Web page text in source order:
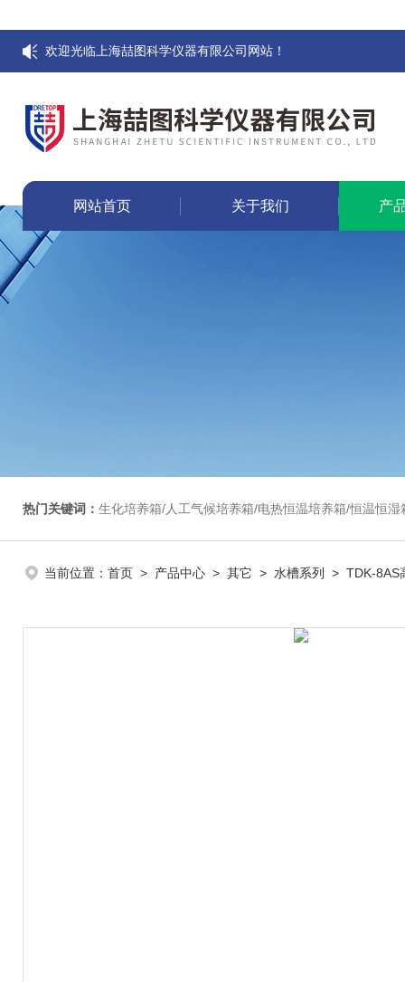
欢迎光临上海喆图科学仪器有限公司网站！
网站首页 关于我们 产
热门关键词： 生化培养箱/人工气候培养箱/电热恒温培养箱/恒温恒湿箱/光照培养箱/二氧化碳培养箱
当前位置： 首页 > 产品中心 > 其它 > 水槽系列 > TDK-8AS